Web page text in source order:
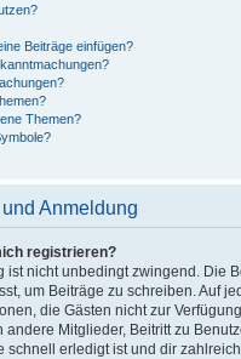
Beiträge einfügen?
Themen?
Anmeldung
registrieren?
ist nicht unbedingt zwingend. Die
um Beiträge zu schreiben. Auf
die Gästen nicht zur
andere Mitglieder, Beitritt zu
schnell erledigt ist und dir